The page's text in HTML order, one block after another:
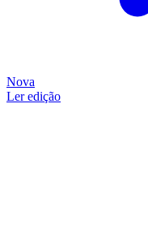
Nova
Ler edição